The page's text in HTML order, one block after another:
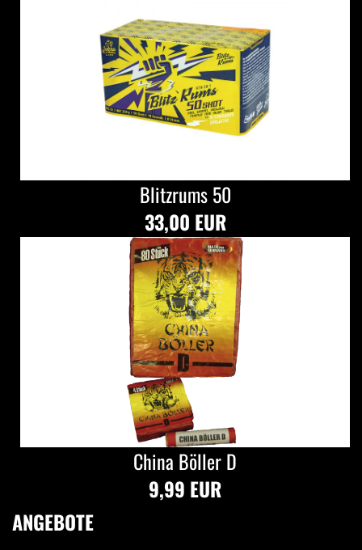
Blitzrums 50
33,00 EUR
China Böller D
9,99 EUR
ANGEBOTE